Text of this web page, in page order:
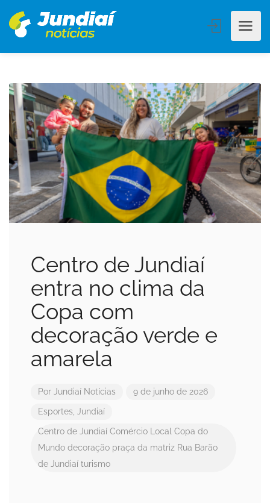
Centro de Jundiaí
entra no clima da
Copa com
decoração verde e
amarela
Por Jundiaí Notícias 9 de junho de 2026
Esportes, Jundiaí
Centro de Jundiaí Comércio Local Copa do
Mundo decoração praça da matriz Rua Barão
de Jundiaí turismo